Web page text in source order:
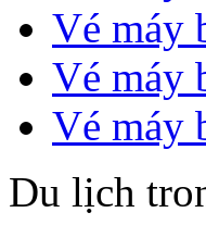
Vé máy
Vé máy
Vé máy
Du lịch